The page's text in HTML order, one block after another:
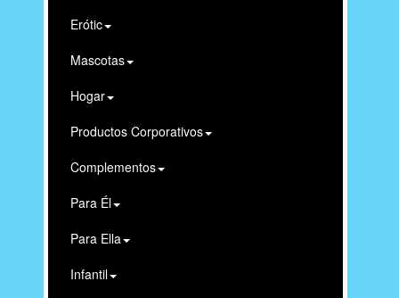
Erótic
Mascotas
Hogar
Productos Corporativos
Complementos
Para Él
Para Ella
Infantil